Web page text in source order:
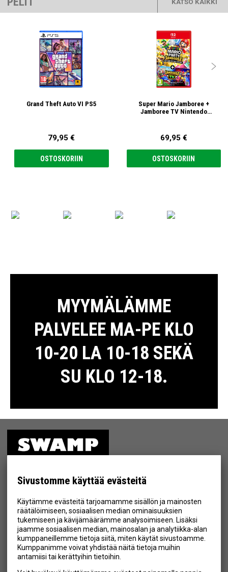
Sivustomme käyttää evästeitä
Käytämme evästeitä tarjoamamme sisällön ja mainosten
räätälöimiseen, sosiaalisen median ominaisuuksien
tukemiseen ja kävijämäärämme analysoimiseen. Lisäksi
jaamme sosiaalisen median, mainosalan ja analytiikka-alan
kumppaneillemme tietoja siitä, miten käytät sivustoamme.
Kumppanimme voivat yhdistää näitä tietoja muihin
antamiisi tai kerättyihin tietoihin.
KATSO KAIKKI
Grand Theft Auto VI PS5
79,95 €
OSTOSKORIIN
Super Mario Jamboree +
Jamboree TV Nintendo
69,95 €
OSTOSKORIIN

MYYMÄLÄMME
PALVELEE MA-PE KLO
10-20 LA 10-18 SEKÄ
SU KLO 12-18.
MYYMÄLÄ
YHTEYSTIEDOT
Hyväksyn henkilötietojen tallentamisen (